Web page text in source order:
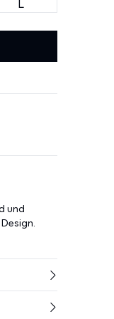
L
und